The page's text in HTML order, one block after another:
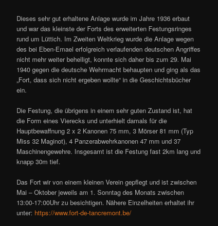
Dieses sehr gut erhaltene Anlage wurde im Jahre 1936 erbaut
und war das kleinste der Forts des erweiterten Festungsringes
rund um Lüttich. Im Zweiten Weltkrieg wurde die Anlage wegen
des bei Eben-Emael erfolgreich verlaufenden deutschen Angriffes
nicht mehr weiter behelligt, konnte sich daher bis zum 29. Mai
1940 gegen die deutsche Wehrmacht behaupten und ging als das
„Fort, dass sich nicht ergeben wollte“ in die Geschichtsbücher
ein.
Die Festung, die übrigens in einem sehr guten Zustand ist, hat
die Form eines Vierecks und unterhielt damals für die
Hauptbewaffnung 2 x 2 Kanonen 75 mm, 3 Mörser 81 mm (Typ
Miss 32 Maginot), 4 Panzerabwehrkanonen 47 mm und 37
Maschinengewehre. Insgesamt ist die Festung fast 2km lang und
knapp 30m tief.
Das Fort wir von einem kleinen Verein gepflegt und ist zwischen
Mai – Oktober jeweils am 1. Sonntag des Monats zwischen
13:00-17:00Uhr zu besichtigen. Nähere Einzelheiten erhaltet ihr
unter: https://www.fort-de-tancremont.be/